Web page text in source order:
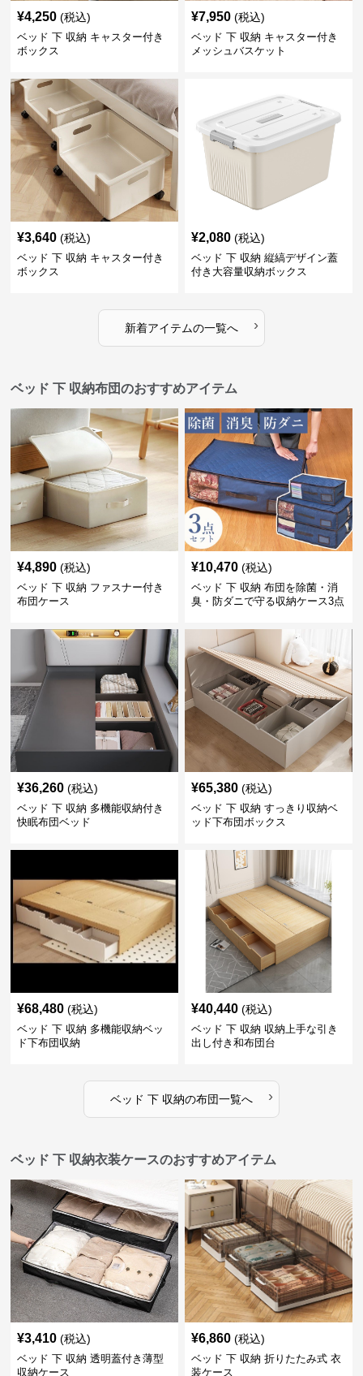
¥4,250 (税込)
ベッド 下 収納 キャスター付き
ボックス
¥7,950 (税込)
ベッド 下 収納 キャスター付き
メッシュバスケット
¥3,640 (税込)
ベッド 下 収納 キャスター付き
ボックス
¥2,080 (税込)
ベッド 下 収納 縦縞デザイン蓋
付き大容量収納ボックス
新着アイテムの一覧へ ›
ベッド 下 収納布団のおすすめアイテム
¥4,890 (税込)
ベッド 下 収納 ファスナー付き
布団ケース
¥10,470 (税込)
ベッド 下 収納 布団を除菌・消
臭・防ダニで守る収納ケース3点
¥36,260 (税込)
ベッド 下 収納 多機能収納付き
快眠布団ベッド
¥65,380 (税込)
ベッド 下 収納 すっきり収納ベ
ッド下布団ボックス
¥68,480 (税込)
ベッド 下 収納 多機能収納ベッ
ド下布団収納
¥40,440 (税込)
ベッド 下 収納 収納上手な引き
出し付き和布団台
ベッド 下 収納の布団一覧へ ›
ベッド 下 収納衣装ケースのおすすめアイテム
¥3,410 (税込)
ベッド 下 収納 透明蓋付き薄型
収納ケース
¥6,860 (税込)
ベッド 下 収納 折りたたみ式 衣
装ケース